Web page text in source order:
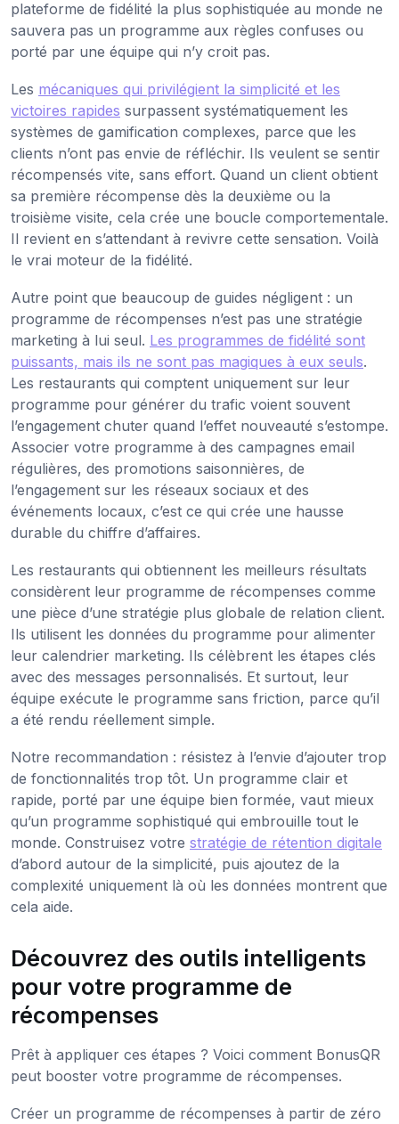
plateforme de fidélité la plus sophistiquée au monde ne
sauvera pas un programme aux règles confuses ou
porté par une équipe qui n’y croit pas.
Les mécaniques qui privilégient la simplicité et les
victoires rapides surpassent systématiquement les
systèmes de gamification complexes, parce que les
clients n’ont pas envie de réfléchir. Ils veulent se sentir
récompensés vite, sans effort. Quand un client obtient
sa première récompense dès la deuxième ou la
troisième visite, cela crée une boucle comportementale.
Il revient en s’attendant à revivre cette sensation. Voilà
le vrai moteur de la fidélité.
Autre point que beaucoup de guides négligent : un
programme de récompenses n’est pas une stratégie
marketing à lui seul. Les programmes de fidélité sont
puissants, mais ils ne sont pas magiques à eux seuls.
Les restaurants qui comptent uniquement sur leur
programme pour générer du trafic voient souvent
l’engagement chuter quand l’effet nouveauté s’estompe.
Associer votre programme à des campagnes email
régulières, des promotions saisonnières, de
l’engagement sur les réseaux sociaux et des
événements locaux, c’est ce qui crée une hausse
durable du chiffre d’affaires.
Les restaurants qui obtiennent les meilleurs résultats
considèrent leur programme de récompenses comme
une pièce d’une stratégie plus globale de relation client.
Ils utilisent les données du programme pour alimenter
leur calendrier marketing. Ils célèbrent les étapes clés
avec des messages personnalisés. Et surtout, leur
équipe exécute le programme sans friction, parce qu’il
a été rendu réellement simple.
Notre recommandation : résistez à l’envie d’ajouter trop
de fonctionnalités trop tôt. Un programme clair et
rapide, porté par une équipe bien formée, vaut mieux
qu’un programme sophistiqué qui embrouille tout le
monde. Construisez votre stratégie de rétention digitale
d’abord autour de la simplicité, puis ajoutez de la
complexité uniquement là où les données montrent que
cela aide.
Découvrez des outils intelligents
pour votre programme de
récompenses
Prêt à appliquer ces étapes ? Voici comment BonusQR
peut booster votre programme de récompenses.
Créer un programme de récompenses à partir de zéro